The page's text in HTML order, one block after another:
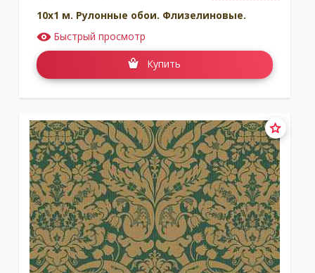
10x1 м. Рулонные обои. Флизелиновые.
Быстрый просмотр
Купить